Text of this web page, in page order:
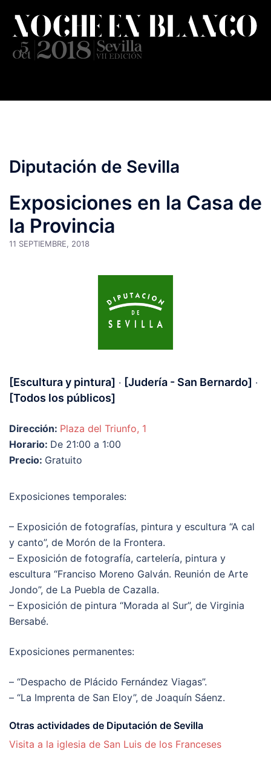
contenido
Diputación de Sevilla
Exposiciones en la Casa de
la Provincia
11 SEPTIEMBRE, 2018
[Escultura y pintura] · [Judería - San Bernardo] ·
[Todos los públicos]
Dirección: Plaza del Triunfo, 1
Horario: De 21:00 a 1:00
Precio: Gratuito
Exposiciones temporales:
– Exposición de fotografías, pintura y escultura “A cal
y canto”, de Morón de la Frontera.
– Exposición de fotografía, cartelería, pintura y
escultura “Franciso Moreno Galván. Reunión de Arte
Jondo”, de La Puebla de Cazalla.
– Exposición de pintura “Morada al Sur”, de Virginia
Bersabé.
Exposiciones permanentes:
– “Despacho de Plácido Fernández Viagas”.
– “La Imprenta de San Eloy”, de Joaquín Sáenz.
Otras actividades de Diputación de Sevilla
Visita a la iglesia de San Luis de los Franceses